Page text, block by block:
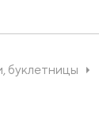
буклетницы